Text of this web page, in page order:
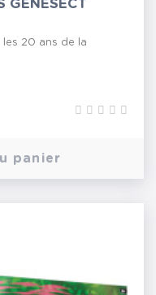
GENESECT
20 ans de la
panier